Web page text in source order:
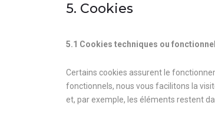
5. Cookies
5.1 Cookies techniques ou
Certains cookies assurent le
fonctionnels, nous vous facilitons la
et, par exemple, les éléments restent